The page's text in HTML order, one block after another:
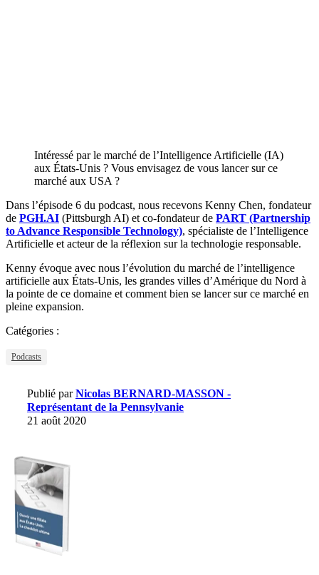
Intéressé par le marché de l’Intelligence Artificielle (IA)
aux États-Unis ? Vous envisagez de vous lancer sur ce
marché aux USA ?
Dans l’épisode 6 du podcast, nous recevons Kenny Chen, fondateur
de PGH.AI (Pittsburgh AI) et co-fondateur de PART (Partnership
to Advance Responsible Technology), spécialiste de l’Intelligence
Artificielle et acteur de la réflexion sur la technologie responsable.
Kenny évoque avec nous l’évolution du marché de l’intelligence
artificielle aux États-Unis, les grandes villes d’Amérique du Nord à
la pointe de ce domaine et comment bien se lancer sur ce marché en
pleine expansion.
Catégories :
Podcasts
Publié parNicolas BERNARD-MASSON -
Représentant de la Pennsylvanie
21 août 2020